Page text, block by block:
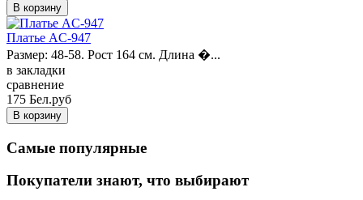
Платье AC-947
Размер: 48-58. Рост 164 см. Длина �...
в закладки
сравнение
175 Бел.руб
Самые популярные
Покупатели знают, что выбирают